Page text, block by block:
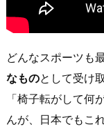
どんなスポーツも
なものとして受け
「椅子転がして何
んが、日本でもこ